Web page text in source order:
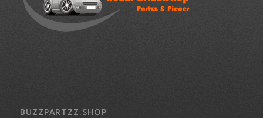
BUZZPARTZZ.SHOP